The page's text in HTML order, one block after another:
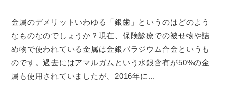
金属のデメリットいわゆる「銀歯」というのはどのよう
なものなのでしょうか？現在、保険診療での被せ物や詰
め物で使われている金属は金銀パラジウム合金というも
のです。過去にはアマルガムという水銀含有が50%の金
属も使用されていましたが、2016年に...